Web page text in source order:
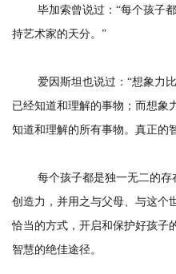
毕加索曾说过：“每个孩子
持艺术家的天分。”
爱因斯坦也说过：“想象力
已经知道和理解的事物；而想象
知道和理解的所有事物。真正的
每个孩子都是独一无二的
创造力，并用之与父母、与这个
恰当的方式，开启和保护好孩子
智慧的绝佳途径。